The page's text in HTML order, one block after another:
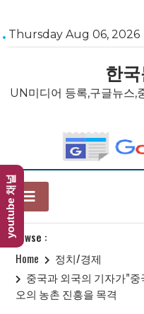
Skip
to
Thursday Aug 06, 2026
한
UN미디어 등록,구글뉴스,
Browse :
Home
정치/경제
중국과 외국의 기자가”
오의 농촌 진흥을 목격
youtube 채널